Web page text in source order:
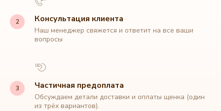
Консультация клиента
Наш менеджер свяжется и ответит на все ваши
вопросы
Частичная предоплата
Обсуждаем детали доставки и оплаты щенка (один
из трёх вариантов).